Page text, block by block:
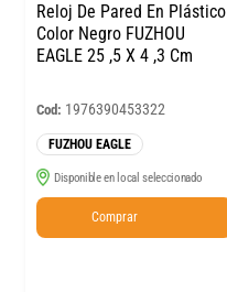
Reloj De Pared En Plástico
Color Negro FUZHOU
EAGLE 25 ,5 X 4 ,3 Cm
Cod: 1976390453322
FUZHOU EAGLE
Disponible en local seleccionado
Comprar